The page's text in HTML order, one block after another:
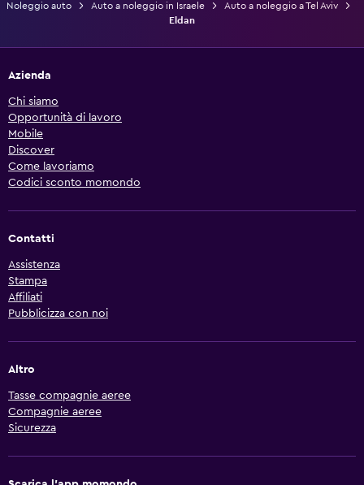
Noleggio auto Auto a noleggio in Israele
Auto a noleggio a Tel Aviv
Eldan
Azienda
Chi siamo
Opportunità di lavoro
Mobile
Discover
Come lavoriamo
Codici sconto momondo
Contatti
Assistenza
Stampa
Affiliati
Pubblicizza con noi
Altro
Tasse compagnie aeree
Compagnie aeree
Sicurezza